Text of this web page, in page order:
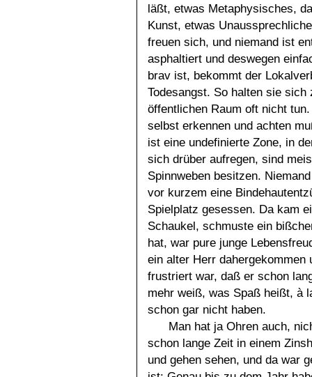
läßt, etwas Metaphysisches,
Kunst, etwas
freuen sich, und niemand ist
asphaltiert und deswegen
brav ist, bekommt der
Todesangst. So halten sie
öffentlichen Raum oft nicht
selbst erkennen und achten
ist eine undefinierte Zone, in
sich drüber aufregen, sind
Spinnweben besitzen.
vor kurzem eine
Spielplatz gesessen. Da kam
Schaukel, schmuste ein
hat, war pure junge
ein alter Herr
frustriert war, daß er schon
mehr weiß, was Spaß heißt, à
schon gar nicht haben.
Man hat ja Ohren auch,
schon lange Zeit in einem
und gehen sehen, und da war